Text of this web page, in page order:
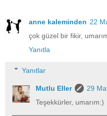
anne kaleminden 22
çok güzel bir fikir,
Yanıtla
Yanıtlar
Mutlu Eller
29
Teşekkürler, umarım:)